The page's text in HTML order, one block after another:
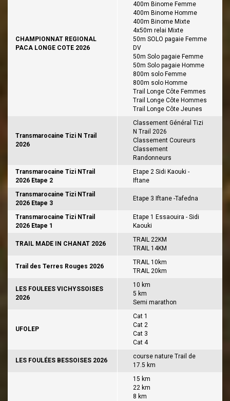
CHAMPIONNAT REGIONAL
PACA LONGE COTE 2026
400m Binome Femme
400m Binome Homme
400m Binome Mixte
4x50m relai Mixte
50m SOLO pagaie Femme
DV
50m Solo pagaie Femme
50m Solo pagaie Homme
800m solo Femme
800m solo Homme
Trail Longe Côte Femmes
Trail Longe Côte Hommes
Trail Longe Côte Jeunes
Transmarocaine Tizi N Trail
2026
Classement Général Tizi
N Trail 2026
Classement Coureurs
Classement
Randonneurs
Transmarocaine Tizi NTrail
2026 Etape 2
Etape 2 Sidi Kaouki -
Iftane
Transmarocaine Tizi NTrail
2026 Etape 3
Etape 3 Iftane -Tafedna
Transmarocaine Tizi NTrail
2026 Etape 1
Etape 1 Essaouira - Sidi
Kaouki
TRAIL MADE IN CHANAT 2026
TRAIL 22KM
TRAIL 14KM
Trail des Terres Rouges 2026
TRAIL 10km
TRAIL 20km
LES FOULEES VICHYSSOISES
2026
10 km
5 km
Semi marathon
UFOLEP
Cat 1
Cat 2
Cat 3
Cat 4
LES FOULÉES BESSOISES 2026
course nature Trail de
17.5 km
15 km
22 km
8 km